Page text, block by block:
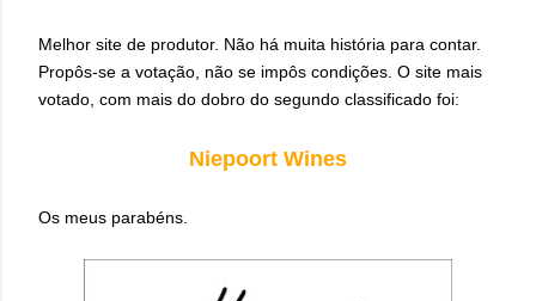
Melhor site de produtor. Não há muita história para contar.
Propôs-se a votação, não se impôs condições. O site mais
votado, com mais do dobro do segundo classificado foi:
Niepoort Wines
Os meus parabéns.